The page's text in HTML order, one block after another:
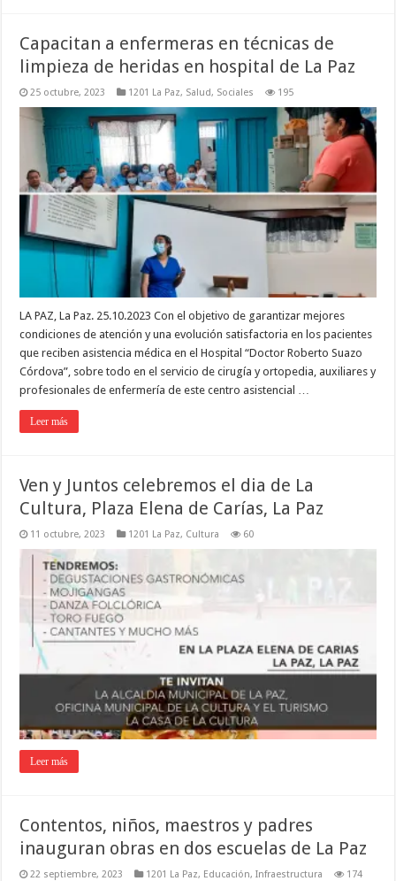
Capacitan a enfermeras en técnicas de
limpieza de heridas en hospital de La Paz
25 octubre, 2023 1201 La Paz, Salud, Sociales 195
LA PAZ, La Paz. 25.10.2023 Con el objetivo de garantizar mejores
condiciones de atención y una evolución satisfactoria en los pacientes
que reciben asistencia médica en el Hospital “Doctor Roberto Suazo
Córdova”, sobre todo en el servicio de cirugía y ortopedia, auxiliares y
profesionales de enfermería de este centro asistencial …
Leer más
Ven y Juntos celebremos el dia de La
Cultura, Plaza Elena de Carías, La Paz
11 octubre, 2023 1201 La Paz, Cultura 60
Leer más
Contentos, niños, maestros y padres
inauguran obras en dos escuelas de La Paz
22 septiembre, 2023 1201 La Paz, Educación,Infraestructura 174